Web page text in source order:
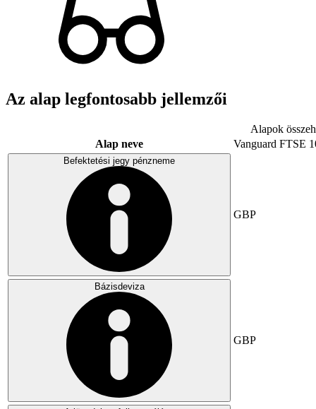
Az alap legfontosabb jellemzői
Alapok
Alap neve
Vanguard FTSE
Befektetési jegy pénzneme
GBP
Bázisdeviza
GBP